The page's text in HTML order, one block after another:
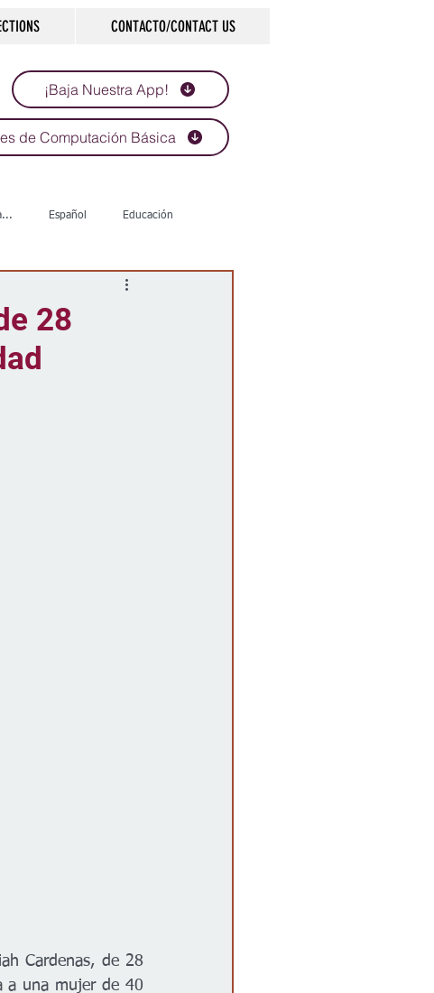
CONTACTO/CONTACT US
¡Baja Nuestra App!
de Computación Básica
Español Educación
28
Cardenas, de 28
a una mujer de 40